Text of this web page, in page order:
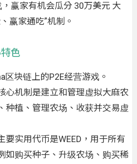
赢家有机会瓜分 30万美元 大
赢家通吃”机制。
色
区块链上的P2E经营游戏。
心机制是建立和管理虚拟大麻农
种植、管理农场、收获并交易虚
要实用代币是WEED，用于所有
如购买种子、升级农场、购买稀